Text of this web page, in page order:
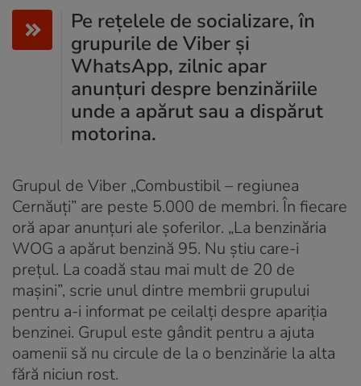
Pe rețelele de socializare, în
grupurile de Viber și
WhatsApp, zilnic apar
anunțuri despre benzinăriile
unde a apărut sau a dispărut
motorina.
Grupul de Viber „Combustibil – regiunea
Cernăuți” are peste 5.000 de membri. În fiecare
oră apar anunțuri ale șoferilor. „La benzinăria
WOG a apărut benzină 95. Nu știu care-i
prețul. La coadă stau mai mult de 20 de
mașini”, scrie unul dintre membrii grupului
pentru a-i informat pe ceilalți despre apariția
benzinei. Grupul este gândit pentru a ajuta
oamenii să nu circule de la o benzinărie la alta
fără niciun rost.